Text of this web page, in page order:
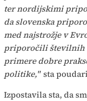
ter nordijskimi
da slovenska
med najstrožje v
priporočili številnih
primere dobre
politike," sta
Izpostavila sta, da